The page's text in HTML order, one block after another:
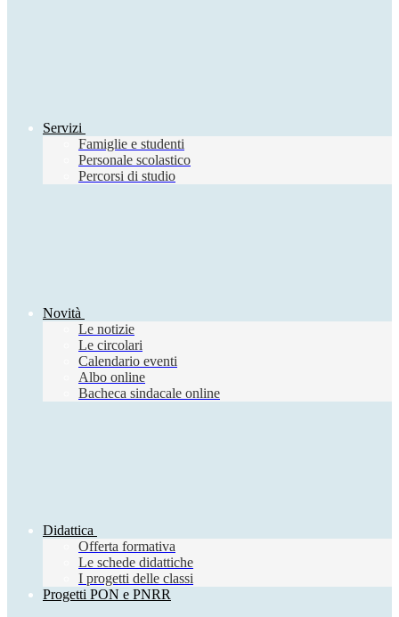
Servizi
Famiglie e studenti
Personale scolastico
Percorsi di studio
Novità
Le notizie
Le circolari
Calendario eventi
Albo online
Bacheca sindacale online
Didattica
Offerta formativa
Le schede didattiche
I progetti delle classi
Progetti PON e PNRR